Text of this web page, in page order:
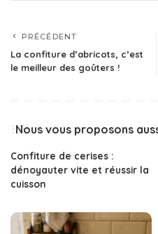
PRÉCÉDENT
La confiture d’abricots, c’est
le meilleur des goûters !
Nous vous proposons
Confiture de cerises :
dénoyauter vite et réussir la
cuisson